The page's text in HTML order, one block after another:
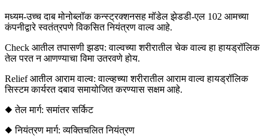
मध्यम-उच्च दाब मोनोब्लॉक कन्स्ट्रक्शनसह मॉडेल झेडडी-एल 102 आमच्या
कंपनीद्वारे स्वतंत्रपणे विकसित नियंत्रण वाल्व आहे.
Check आतील तपासणी झडप: वाल्वच्या शरीरातील चेक वाल्व हा हायड्रॉलिक
तेल परत न आणण्याचा विमा उतरवणे होय.
Relief आतील आराम वाल्व: वाल्व्हच्या शरीरातील आराम वाल्व हायड्रॉलिक
सिस्टम कार्यरत दबाव समायोजित करण्यास सक्षम आहे.
◆ तेल मार्ग: समांतर सर्किट
◆ नियंत्रण मार्ग: व्यक्तिचलित नियंत्रण